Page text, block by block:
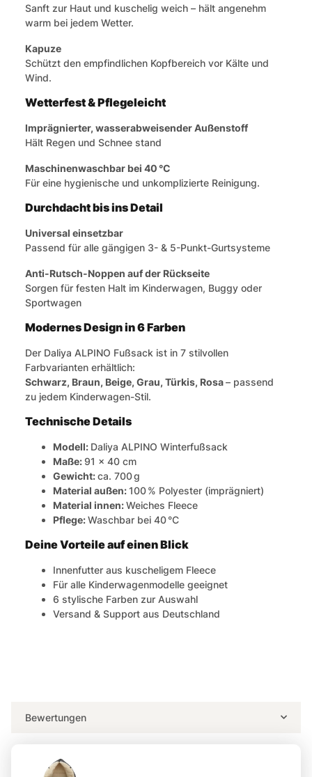
Sanft zur Haut und kuschelig weich – hält angenehm
warm bei jedem Wetter.
Kapuze
Schützt den empfindlichen Kopfbereich vor Kälte und
Wind.
Wetterfest & Pflegeleicht
Imprägnierter, wasserabweisender Außenstoff
Hält Regen und Schnee stand
Maschinenwaschbar bei 40 °C
Für eine hygienische und unkomplizierte Reinigung.
Durchdacht bis ins Detail
Universal einsetzbar
Passend für alle gängigen 3- & 5-Punkt-Gurtsysteme
Anti-Rutsch-Noppen auf der Rückseite
Sorgen für festen Halt im Kinderwagen, Buggy oder
Sportwagen
Modernes Design in 6 Farben
Der Daliya ALPINO Fußsack ist in 7 stilvollen
Farbvarianten erhältlich:
Schwarz, Braun, Beige, Grau, Türkis, Rosa– passend
zu jedem Kinderwagen-Stil.
Technische Details
Modell: Daliya ALPINO Winterfußsack
Maße: 91 × 40 cm
Gewicht:ca. 700 g
Material außen:100 % Polyester (imprägniert)
Material innen:Weiches Fleece
Pflege:Waschbar bei 40 °C
Deine Vorteile auf einen Blick
Innenfutter aus kuscheligem Fleece
Für alle Kinderwagenmodelle geeignet
6 stylische Farben zur Auswahl
Versand & Support aus Deutschland
Bewertungen